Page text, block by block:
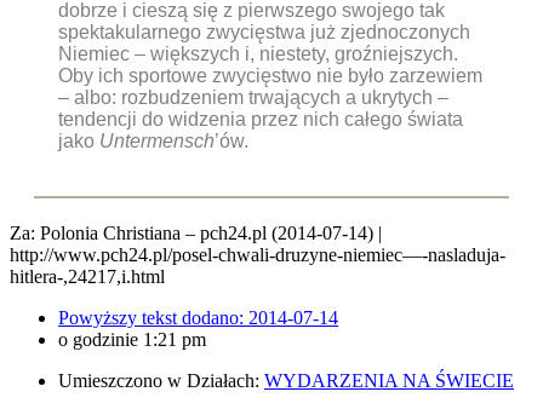
dobrze i cieszą się z pierwszego swojego tak
spektakularnego zwycięstwa już zjednoczonych
Niemiec – większych i, niestety, groźniejszych.
Oby ich sportowe zwycięstwo nie było zarzewiem
– albo: rozbudzeniem trwających a ukrytych –
tendencji do widzenia przez nich całego świata
jako Untermensch’ów.
Za: Polonia Christiana – pch24.pl (2014-07-14) |
http://www.pch24.pl/posel-chwali-druzyne-niemiec—-nasladuja-
hitlera-,24217,i.html
Powyższy tekst dodano: 2014-07-14
o godzinie 1:21 pm
Umieszczono w Działach: WYDARZENIA NA ŚWIECIE